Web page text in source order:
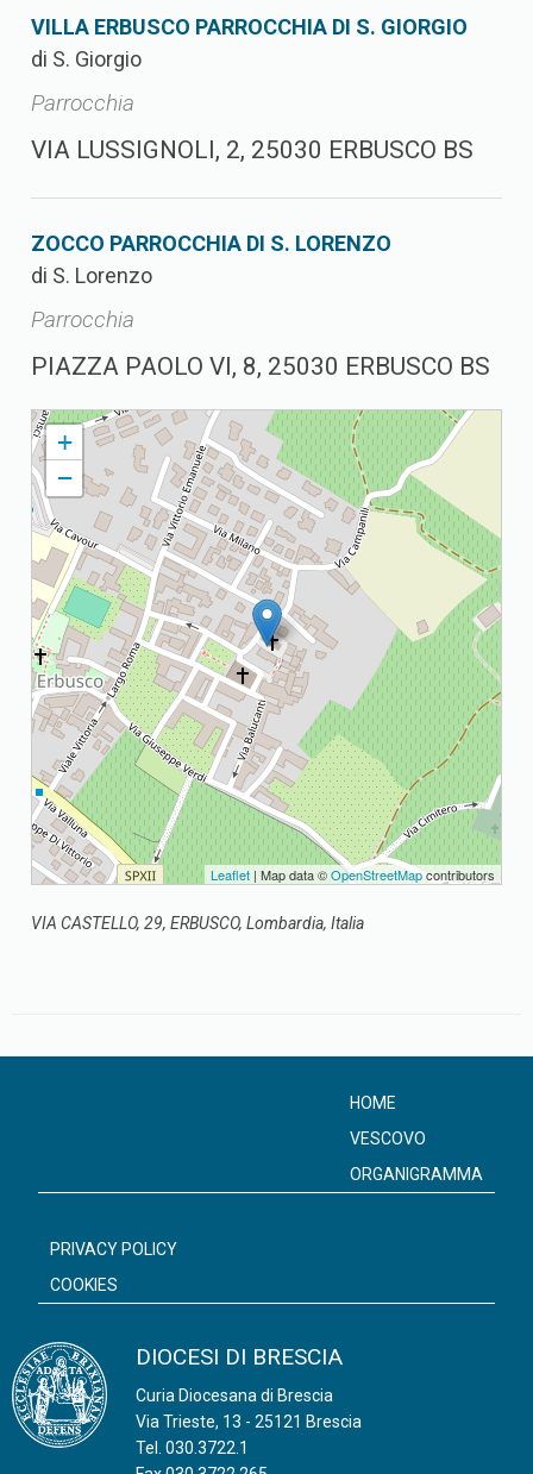
VILLA ERBUSCO PARROCCHIA DI S. GIORGIO
di S. Giorgio
Parrocchia
VIA LUSSIGNOLI, 2, 25030 ERBUSCO BS
ZOCCO PARROCCHIA DI S. LORENZO
di S. Lorenzo
Parrocchia
PIAZZA PAOLO VI, 8, 25030 ERBUSCO BS
UNITA' PASTORALE SAN BONIFACIO
+
−
Leaflet | Map data ©OpenStreetMapcontributors
VIA CASTELLO, 29, ERBUSCO, Lombardia, Italia
DIOCESI DI BRESCIA
Curia Diocesana di Brescia
Via Trieste, 13 - 25121 Brescia
Tel. 030.3722.1
HOME
VESCOVO
ORGANIGRAMMA
PRIVACY POLICY
COOKIES